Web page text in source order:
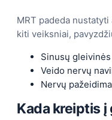
MRT padeda
kiti veiksniai,
Sinusų
Veido nervų
Nervų
Kada kreiptis į